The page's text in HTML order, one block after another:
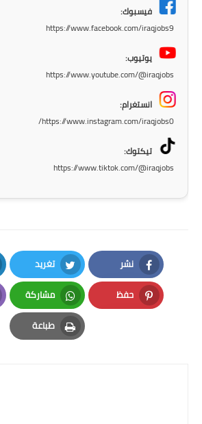
الجامعات
الطقس
العطل
صحة وطب
فن ومشاهير
فيسبوك:
https://www.facebook.com/iraqjobs9
يوتيوب:
https://www.youtube.com/@iraqjobs
انستغرام:
https://www.instagram.com/iraqjobs0/
تيكتوك:
https://www.tiktok.com/@iraqjobs
نشر
Facebook
تغريد
Twitter
حفظ
Pinterest
مشاركة
Whatsapp
طباعة
Print